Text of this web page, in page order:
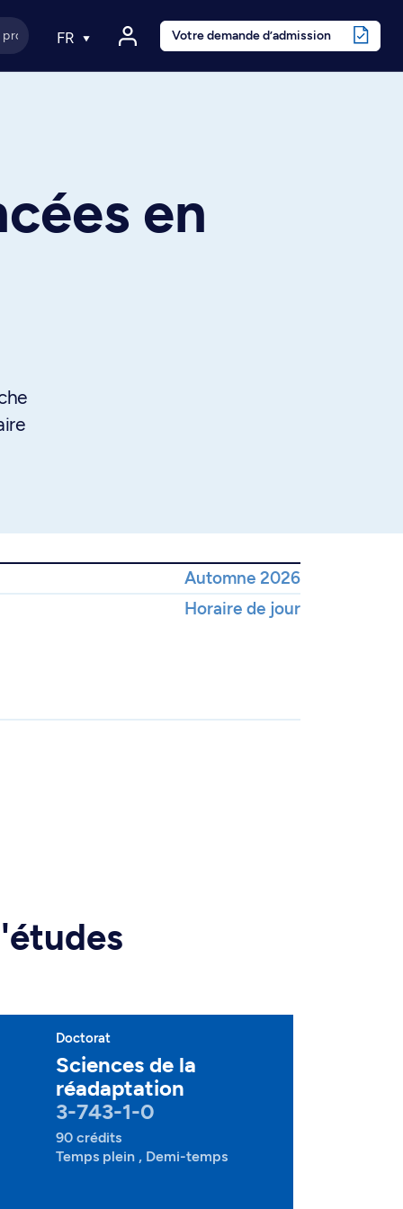
FR Votre demande d’admission
en
Automne 2026
Horaire de jour
Doctorat
Sciences de la
réadaptation
3-743-1-0
90 crédits
Temps plein , Demi-temps